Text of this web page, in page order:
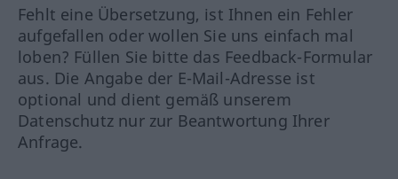
Fehlt eine Übersetzung, ist Ihnen ein Fehler
aufgefallen oder wollen Sie uns einfach mal
loben? Füllen Sie bitte das Feedback-Formular
aus. Die Angabe der E-Mail-Adresse ist
optional und dient gemäß unserem
Datenschutz nur zur Beantwortung Ihrer
Anfrage.